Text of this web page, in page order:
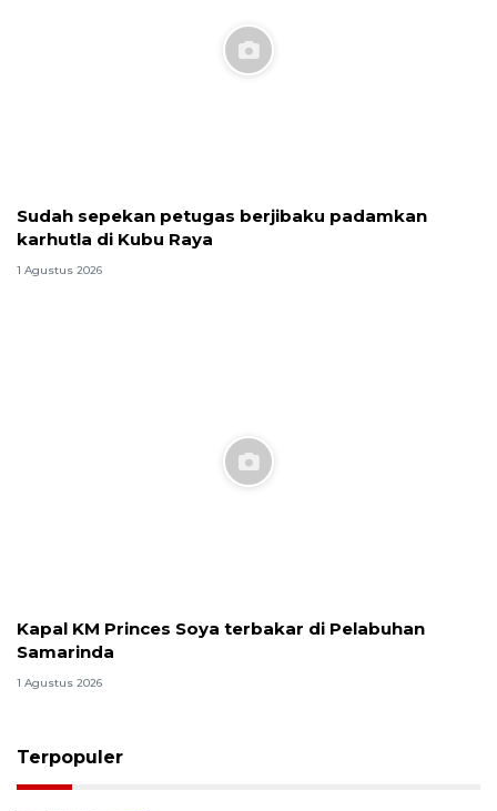
Sudah sepekan petugas berjibaku padamkan
karhutla di Kubu Raya
1 Agustus 2026
Kapal KM Princes Soya terbakar di Pelabuhan
Samarinda
1 Agustus 2026
Terpopuler